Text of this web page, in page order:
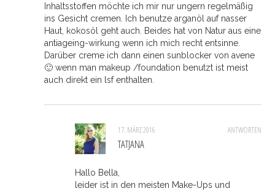
Inhaltsstoffen möchte ich mir nur ungern regelmäßig
ins Gesicht cremen. Ich benutze arganöl auf nasser
Haut, kokosöl geht auch. Beides hat von Natur aus eine
antiageing-wirkung wenn ich mich recht entsinne.
Darüber creme ich dann einen sunblocker von avene
🙂 wenn man makeup /foundation benutzt ist meist
auch direkt ein lsf enthalten.
ANTWORTEN
17. MÄRZ 2016
TATJANA
Hallo Bella,
leider ist in den meisten Make-Ups und